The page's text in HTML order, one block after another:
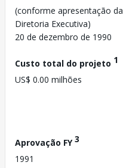
(conforme apresentação da
Diretoria Executiva)
20 de dezembro de 1990
Custo total do projeto 1
US$ 0.00 milhões
Aprovação FY3
1991